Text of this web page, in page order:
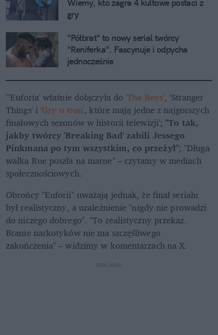
Wiemy, kto zagra 4 kultowe postaci z
gry
"Półbrat" to nowy serial twórcy
"Reniferka". Fascynuje i odpycha
jednocześnie
"'Euforia' właśnie dołączyła do 'The Boys', 'Stranger
Things' i 'Gry o tron', które mają jedne z najgorszych
finałowych sezonów w historii telewizji'; "To tak,
jakby twórcy 'Breaking Bad' zabili Jessego
Pinkmana po tym wszystkim, co przeżył"; "Długa
walka Rue poszła na marne" – czytamy w mediach
społecznościowych.
Obrońcy "Euforii" uważają jednak, że finał serialu
był realistyczny, a uzależnienie "nigdy nie prowadzi
do niczego dobrego". "To realistyczny przekaz.
Branie narkotyków nie ma szczęśliwego
zakończenia" – widzimy w komentarzach na X.
REKLAMA